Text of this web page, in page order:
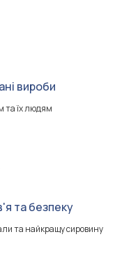
вироби
та їх людям
та безпеку
та найкращу сировину